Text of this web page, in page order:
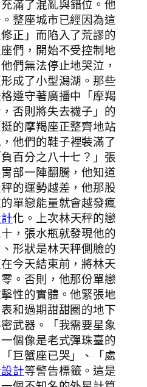
滿了混亂與錯位。他
整座城市已經因為這
正」而陷入了荒謬的
們，開始不受控制地
們無法停止地哭泣，
成了小型潟湖。那些
遵守著廣播中「摩羯
否則將失去襪子」的
的摩羯座正整齊地站
他們的鞋子裡裝滿了
百分之八十七？」張
部一陣翻騰，他知道
的運勢越差，他那股
單戀能量就會越發瘋
化。上次林天秤的戀
，張水瓶就發現他的
形狀是林天秤側臉的
今天結束前，將林天
。否則，他那份單戀
性的實體。他緊張地
和過期甜甜圈的地下
武器。「我需要星象
個像是老式彈珠臺的
巨蟹座已哭」、「處
計等警告標籤。這是